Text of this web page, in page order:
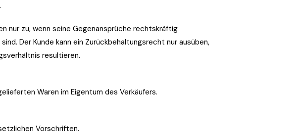
nur zu, wenn seine Gegenansprüche rechtskräftig
Der Kunde kann ein Zurückbehaltungsrecht nur ausüben,
resultieren.
Waren im Eigentum des Verkäufers.
Vorschriften.